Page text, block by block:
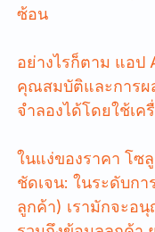
ซ้อน
อย่างไรก็ตาม แอป
คุณสมบัติและการผ
จำลองได้โดยใช้เค
ในแง่ของราคา โซ
ชัดเจน: ในระดับก
ลูกค้า) เรามักจะอ